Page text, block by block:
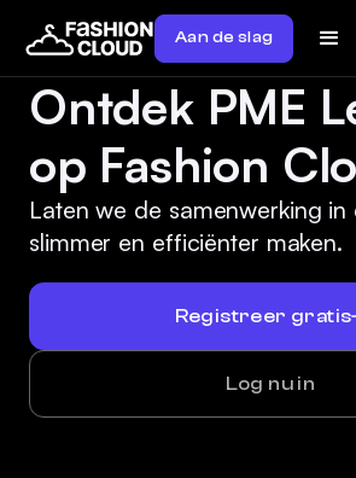
Aan de slag
Ontdek PME
op Fashion
Laten we de samenwerking in
slimmer en efficiënter maken.
Registreer gratis
Log nu in